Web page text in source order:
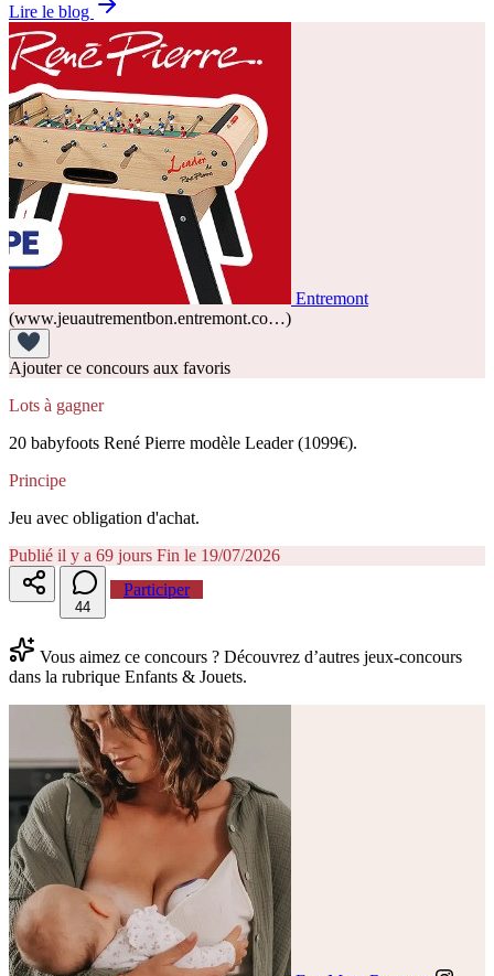
Lire le blog
Entremont
(www.jeuautrementbon.entremont.co…)
Ajouter ce concours aux favoris
Lots à gagner
20 babyfoots René Pierre modèle Leader (1099€).
Principe
Jeu avec obligation d'achat.
Publié il y a 69 jours Fin le 19/07/2026
44
Participer
Vous aimez ce concours ? Découvrez d’autres jeux-concours
dans la rubrique Enfants & Jouets.